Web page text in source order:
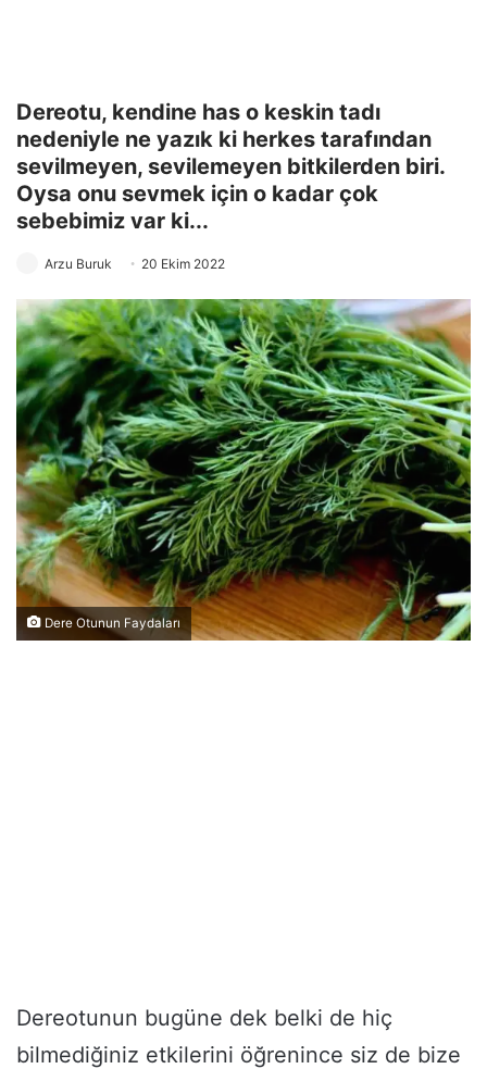
Dereotu, kendine has o keskin tadı
nedeniyle ne yazık ki herkes tarafından
sevilmeyen, sevilemeyen bitkilerden biri.
Oysa onu sevmek için o kadar çok
sebebimiz var ki...
Arzu Buruk 20 Ekim 2022
Dere Otunun Faydaları
Dereotunun bugüne dek belki de hiç
bilmediğiniz etkilerini öğrenince siz de bize